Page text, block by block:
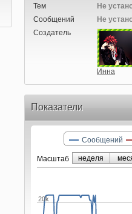
Тем
Не
Сообщений
Не
Создатель
Инна
Показатели
Маcштаб
20k
Сообщений
неделя